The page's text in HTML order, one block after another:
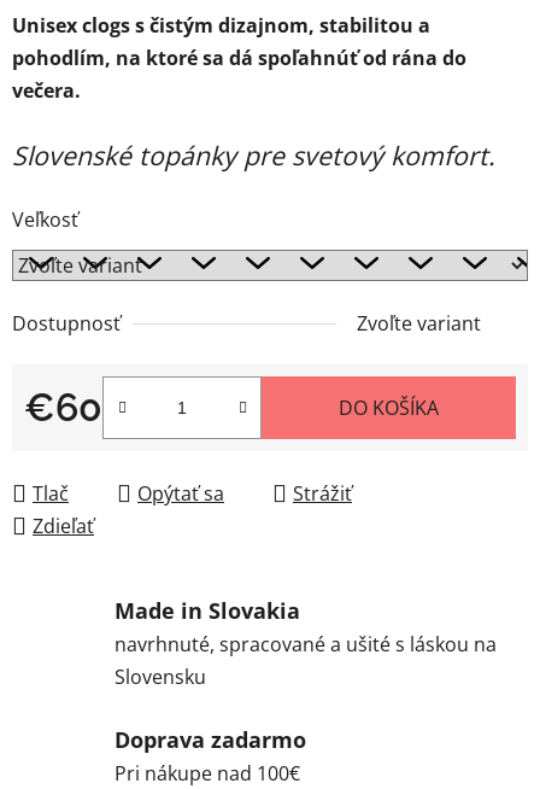
Unisex clogs s čistým dizajnom, stabilitou a
pohodlím, na ktoré sa dá spoľahnúť od rána do
večera.
Slovenské topánky pre svetový komfort.
Veľkosť
Dostupnosť Zvoľte variant
€60
Jednotková cena:
DO KOŠÍKA
Tlač Opýtať sa
Strážiť
Zdieľať
Made in Slovakia
navrhnuté, spracované a ušité s láskou na
Slovensku
Doprava zadarmo
Pri nákupe nad 100€